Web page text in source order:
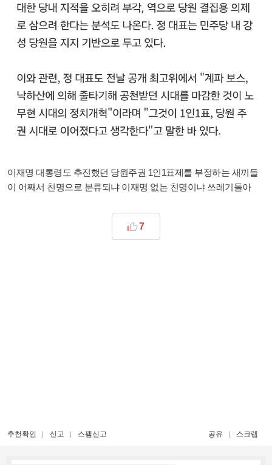
이재명 대통령도 추진했던 당원주권 1인1표제를 부정하는 새끼들
이 어째서 친명으로 분류되냐 이재명 없는 친명이냐 쓰레기들아
7
추천확인 신고 스팸신고 공유 스크랩